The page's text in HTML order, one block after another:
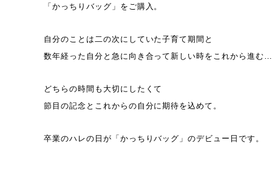
「かっちりバッグ」をご購入。
自分のことは二の次にしていた子育て期間と
数年経った自分と急に向き合って新しい時をこれから進む…
どちらの時間も大切にしたくて
節目の記念とこれからの自分に期待を込めて。
卒業のハレの日が「かっちりバッグ」のデビュー日です。